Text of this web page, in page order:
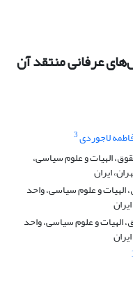
عرفانی منتقد آن
لاجوردی3
الهیات و علوم سیاسی،
ایران
الهیات و علوم سیاسی، واحد
الهیات و علوم سیاسی، واحد